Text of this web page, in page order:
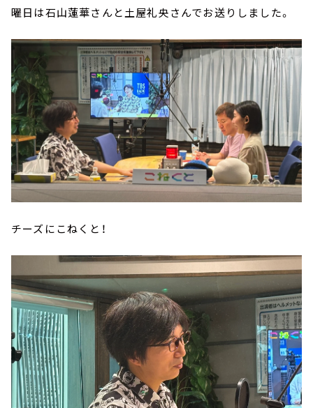
曜日は石山蓮華さんと土屋礼央さんでお送りしました。
チーズにこねくと！